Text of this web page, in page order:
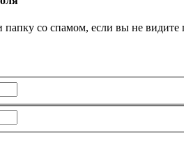
папку со спамом, если вы не видите